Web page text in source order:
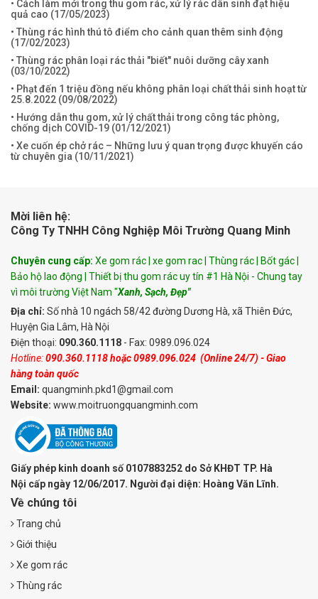
• Cách làm mới trong thu gom rác, xử lý rác dân sinh đạt hiệu
quả cao (17/05/2023)
• Thùng rác hình thú tô điểm cho cảnh quan thêm sinh động
(17/02/2023)
• Thùng rác phân loại rác thải "biết" nuôi dưỡng cây xanh
(03/10/2022)
• Phạt đến 1 triệu đồng nếu không phân loại chất thải sinh hoạt từ
25.8.2022 (09/08/2022)
• Hướng dẫn thu gom, xử lý chất thải trong công tác phòng,
chống dịch COVID-19 (01/12/2021)
• Xe cuốn ép chở rác – Những lưu ý quan trọng được khuyến cáo
từ chuyên gia (10/11/2021)
Mời liên hệ:
Công Ty TNHH Công Nghiệp Môi Trường Quang Minh
Chuyên cung cấp: Xe gom rác | xe gom rac | Thùng rác | Bốt gác |
Bảo hộ lao động | Thiết bị thu gom rác uy tín #1 Hà Nội - Chung tay
vì môi trường Việt Nam "Xanh, Sạch, Đẹp"
Địa chỉ: Số nhà 10 ngách 58/42 đường Dương Hà, xã Thiên Đức,
Huyện Gia Lâm, Hà Nội
Điện thoại: 090.360.1118 - Fax: 0989.096.024
Hotline:090.360.1118hoặc0989.096.024 (Online 24/7) - Giao
hàng toàn quốc
Email: quangminh.pkd1@gmail.com
Website: www.moitruongquangminh.com
Giấy phép kinh doanh số 0107883252 do Sở KHĐT TP. Hà
Nội cấp ngày 12/06/2017. Người đại diện: Hoàng Văn Lĩnh.
Về chúng tôi
Trang chủ
Giới thiệu
Xe gom rác
Thùng rác